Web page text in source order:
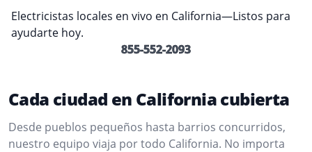
Electricistas locales en vivo en California—Listos para
ayudarte hoy.
855-552-2093
Cada ciudad en California cubierta
Desde pueblos pequeños hasta barrios concurridos,
nuestro equipo viaja por todo California. No importa